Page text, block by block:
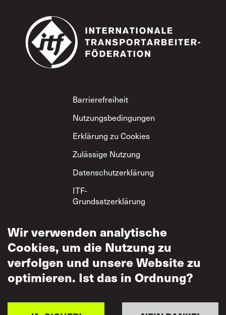
Footer
Barrierefreiheit
Nutzungsbedingungen
Erklärung zu Cookies
Zulässige Nutzung
Datenschutzerklärung
ITF-
Grundsatzerklärung
Wir verwenden analytische
Cookies, um die Nutzung zu
verfolgen und unsere Website zu
optimieren. Ist das in Ordnung?